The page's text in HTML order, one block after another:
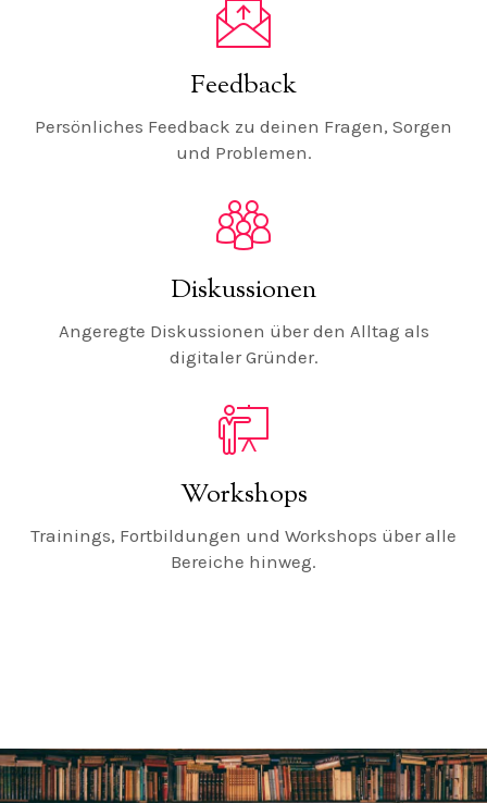
Feedback
Persönliches Feedback zu deinen Fragen, Sorgen
und Problemen.
Diskussionen
Angeregte Diskussionen über den Alltag als
digitaler Gründer.
Workshops
Trainings, Fortbildungen und Workshops über alle
Bereiche hinweg.